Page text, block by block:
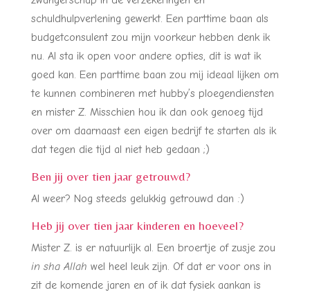
schuldhulpverlening gewerkt. Een parttime baan als
budgetconsulent zou mijn voorkeur hebben denk ik
nu. Al sta ik open voor andere opties, dit is wat ik
goed kan. Een parttime baan zou mij ideaal lijken om
te kunnen combineren met hubby’s ploegendiensten
en mister Z. Misschien hou ik dan ook genoeg tijd
over om daarnaast een eigen bedrijf te starten als ik
dat tegen die tijd al niet heb gedaan ;)
Ben jij over tien jaar getrouwd?
Al weer? Nog steeds gelukkig getrouwd dan :)
Heb jij over tien jaar kinderen en hoeveel?
Mister Z. is er natuurlijk al. Een broertje of zusje zou
in sha Allah wel heel leuk zijn. Of dat er voor ons in
zit de komende jaren en of ik dat fysiek aankan is